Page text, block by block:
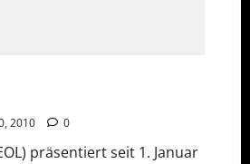
2010 0
präsentiert seit 1. Januar